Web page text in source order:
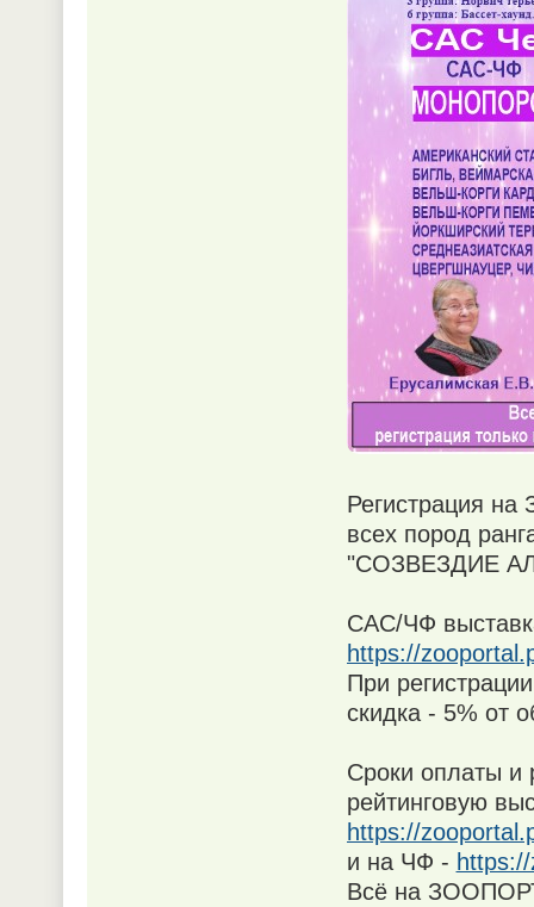
Регистрация
всех пород
"СОЗВЕЗДИЕ
САС/ЧФ
https://
При
скидка - 5% от
Сроки оплаты и
рейтинговую
https://
и на ЧФ -
Всё на